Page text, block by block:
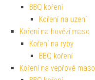
BBQ koření
Koření na uzení
Koření na hovězí maso
Koření na ryby
BBQ koření
Koření na vepřové maso